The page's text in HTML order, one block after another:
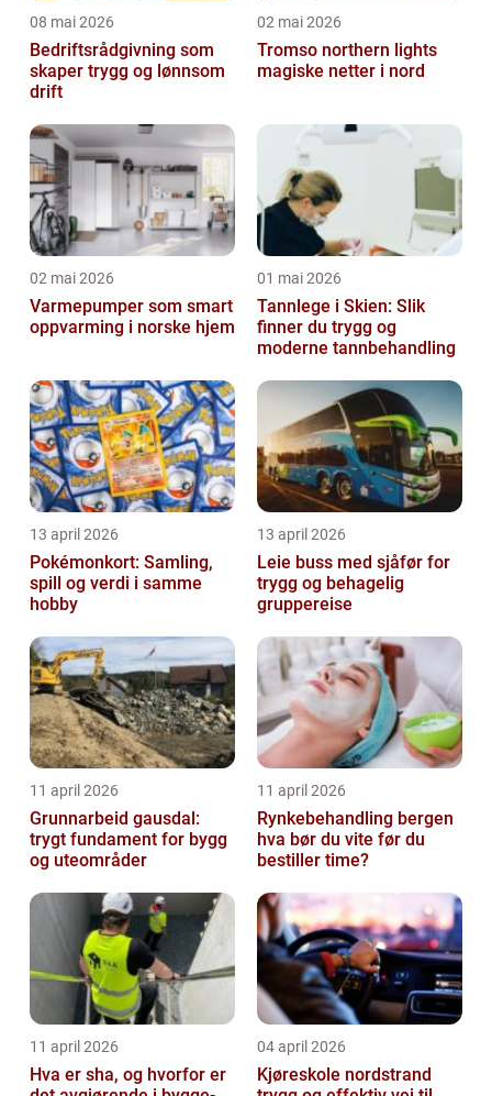
08 mai 2026
Bedriftsrådgivning som
skaper trygg og lønnsom
drift
02 mai 2026
Tromso northern lights
magiske netter i nord
02 mai 2026
Varmepumper som smart
oppvarming i norske hjem
01 mai 2026
Tannlege i Skien: Slik
finner du trygg og
moderne tannbehandling
13 april 2026
Pokémonkort: Samling,
spill og verdi i samme
hobby
13 april 2026
Leie buss med sjåfør for
trygg og behagelig
gruppereise
11 april 2026
Grunnarbeid gausdal:
trygt fundament for bygg
og uteområder
11 april 2026
Rynkebehandling bergen
hva bør du vite før du
bestiller time?
11 april 2026
Hva er sha, og hvorfor er
04 april 2026
Kjøreskole nordstrand